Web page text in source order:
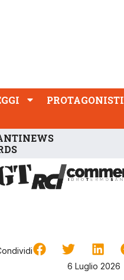
PROTAGONISTI
6 Luglio 2026